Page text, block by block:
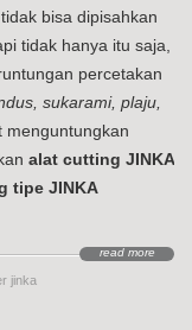
bisa dipisahkan
tidak hanya itu saja,
percetakan
sukarami, plaju,
menguntungkan
alat cutting JINKA
tipe JINKA
read more
jinka